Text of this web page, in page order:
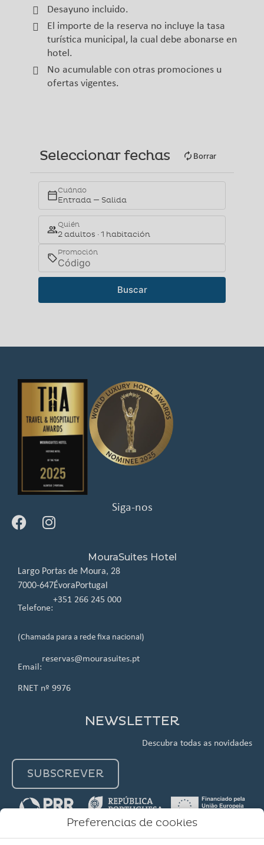
Desayuno incluido.
El importe de la reserva no incluye la tasa
turística municipal, la cual debe abonarse en
hotel.
No acumulable con otras promociones u
ofertas vigentes.
Seleccionar fechas Borrar
Cuándo
Entrada — Salida
Quién
2 adultos · 1 habitación
Promoción
Buscar
Siga-nos
MouraSuites Hotel
Largo Portas de Moura, 28
7000-647ÉvoraPortugal
Telefone:
+351 266 245 000
(Chamada para a rede fixa nacional)
Email:
reservas@mourasuites.pt
RNET nº 9976
NEWSLETTER
Descubra todas as novidades
SUBSCREVER
Preferencias de cookies